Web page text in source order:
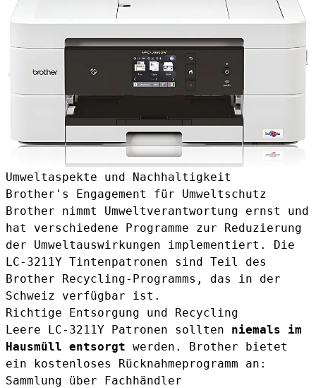
Umweltaspekte und Nachhaltigkeit
Brother's Engagement für Umweltschutz
Brother nimmt Umweltverantwortung ernst und
hat verschiedene Programme zur Reduzierung
der Umweltauswirkungen implementiert. Die
LC-3211Y Tintenpatronen sind Teil des
Brother Recycling-Programms, das in der
Schweiz verfügbar ist.
Richtige Entsorgung und Recycling
Leere LC-3211Y Patronen sollten niemals im
Hausmüll entsorgt werden. Brother bietet
ein kostenloses Rücknahmeprogramm an:
Sammlung über Fachhändler